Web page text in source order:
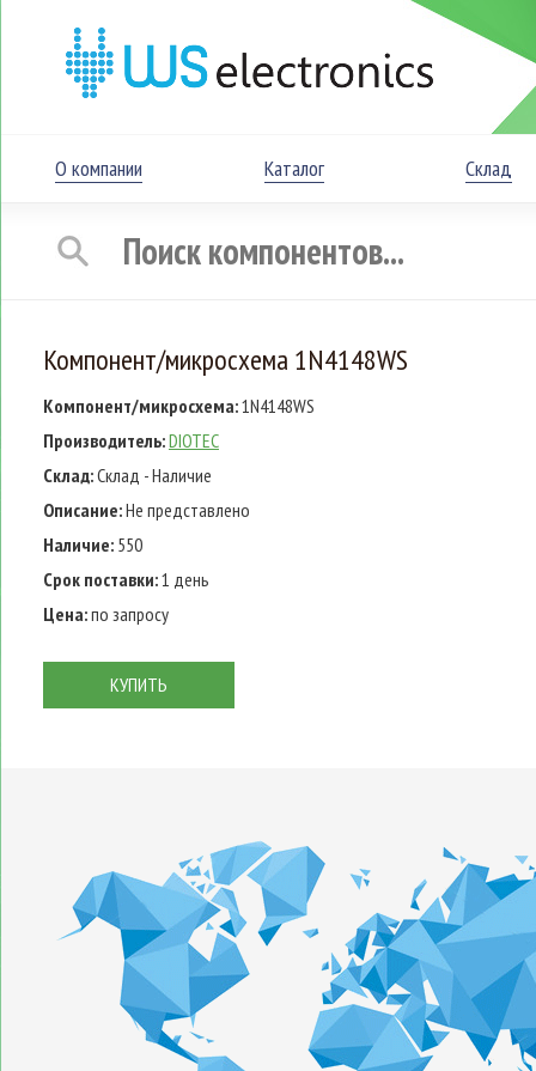
О компании Каталог Склад
Компонент/микросхема 1N4148WS
Компонент/микросхема:1N4148WS
Производитель:DIOTEC
Склад:Склад - Наличие
Описание:Не представлено
Наличие: 550
Срок поставки:1 день
Цена:по запросу
КУПИТЬ